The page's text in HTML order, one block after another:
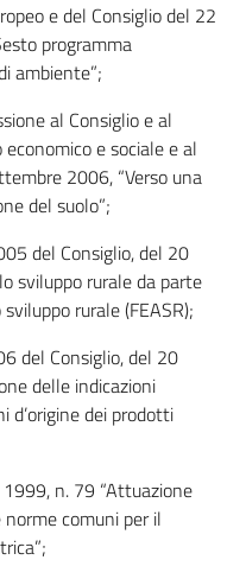
e del Consiglio del 22
programma
ambiente”;
al Consiglio e al
e sociale e al
2006, “Verso una
del suolo”;
del Consiglio, del 20
sviluppo rurale da parte
rurale (FEASR);
del Consiglio, del 20
delle indicazioni
d’origine dei prodotti
n. 79 “Attuazione
comuni per il